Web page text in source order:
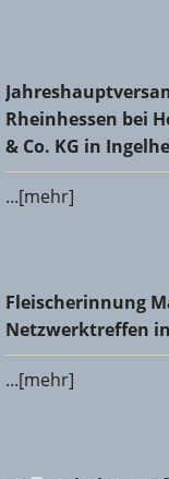
Rheinhessen bei
Co. KG in Ingelheim
Rheinhessen bei
& Co. KG in
...[mehr]
Fleischerinnung
Netzwerktreffen in
Fleischerinnung
Netzwerktreffen
...[mehr]